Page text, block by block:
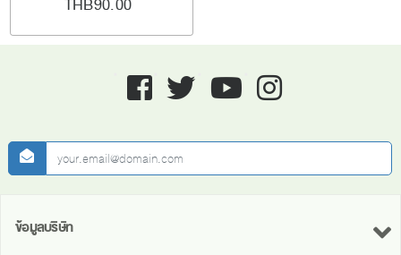
THB90.00
Facebook twitter youtube instagram
newsletter
ข้อมูลบริษัท